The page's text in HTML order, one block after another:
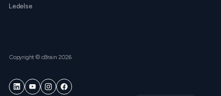
Ledelse
Copyright © cBrain 2026